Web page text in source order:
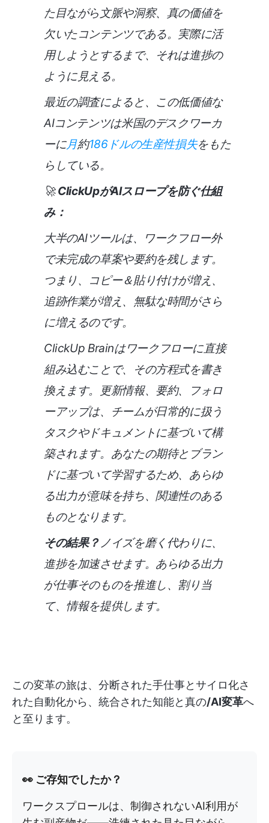
た目ながら文脈や洞察、真の価値を
欠いたコンテンツである。実際に活
用しようとするまで、それは進捗の
ように見える。
最近の調査によると、この低価値な
AIコンテンツは米国のデスクワーカ
ーに月約186ドルの生産性損失をもた
らしている。
🚀ClickUpがAIスロープを防ぐ仕組
み：
大半のAIツールは、ワークフロー外
で未完成の草案や要約を残します。
つまり、コピー＆貼り付けが増え、
追跡作業が増え、無駄な時間がさら
に増えるのです。
ClickUp Brainはワークフローに直接
組み込むことで、その方程式を書き
換えます。更新情報、要約、フォロ
ーアップは、チームが日常的に扱う
タスクやドキュメントに基づいて構
築されます。あなたの期待とブラン
ドに基づいて学習するため、あらゆ
る出力が意味を持ち、関連性のある
ものとなります。
その結果？ ノイズを磨く代わりに、
進捗を加速させます。あらゆる出力
が仕事そのものを推進し、割り当
て、情報を提供します。
この変革の旅は、分断された手仕事とサイロ化さ
れた自動化から、統合された知能と真の/AI変革へ
と至ります。
👀 ご存知でしたか？
ワークスプロールは、制御されないAI利用が